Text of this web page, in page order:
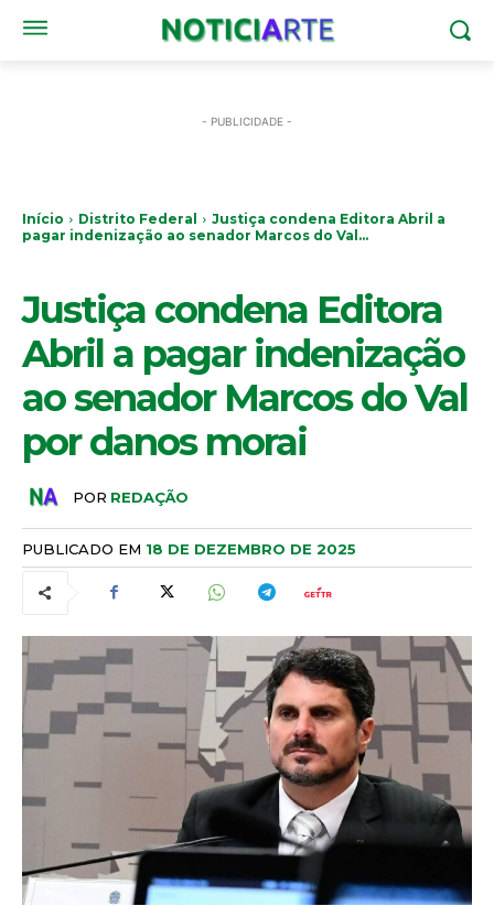
- PUBLICIDADE -
Início Distrito Federal
Justiça condena Editora Abril a
pagar indenização ao senador Marcos do Val...
Justiça condena Editora
Abril a pagar indenização
ao senador Marcos do Val
por danos morai
POR REDAÇÃO
PUBLICADO EM 18 DE DEZEMBRO DE 2025